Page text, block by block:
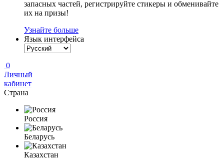
запасных частей, регистрируйте стикеры и обменивайте
их на призы!
Узнайте больше
Язык интерфейса
0
Личный
кабинет
Страна
Россия
Беларусь
Казахстан